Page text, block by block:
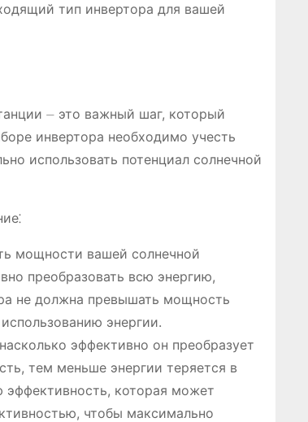
тип инвертора для вашей
⏤ это важный шаг, который
инвертора необходимо учесть
использовать потенциал солнечной
мощности вашей солнечной
преобразовать всю энергию,
не должна превышать мощность
энергии.
эффективно он преобразует
тем меньше энергии теряется в
которая может
чтобы максимально